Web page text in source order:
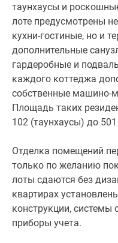
таунхаусы и
лоте предусмотрены
кухни-гостиные, но и
дополнительные
гардеробные и
каждого коттеджа
собственные машино-
Площадь таких
102 (таунхаусы) до
Отделка помещений
только по желанию
лоты сдаются без
квартирах
конструкции, системы
приборы учета.